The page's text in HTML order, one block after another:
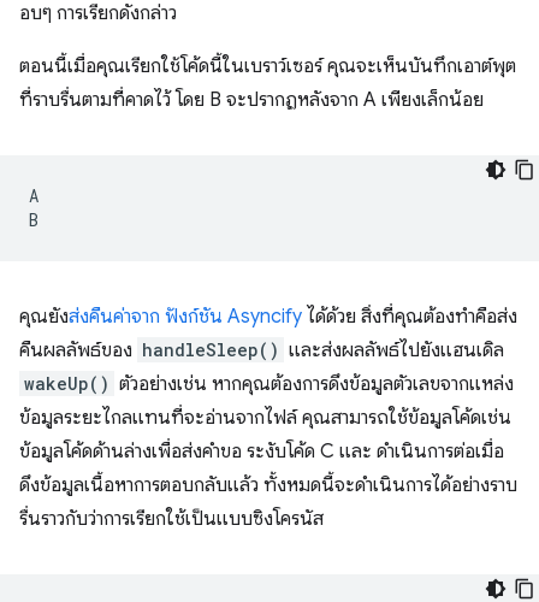
อบๆ การเรียกดังกล่าว
ตอนนี้เมื่อคุณเรียกใช้โค้ดนี้ในเบราว์เซอร์ คุณจะเห็นบันทึกเอาต์พุต
ที่ราบรื่นตามที่คาดไว้ โดย B จะปรากฏหลังจาก A เพียงเล็กน้อย
A
คุณยังส่งคืนค่าจาก ฟังก์ชัน Asyncify ได้ด้วย สิ่งที่คุณต้องทำคือส่ง
คืนผลลัพธ์ของ handleSleep() และส่งผลลัพธ์ไปยังแฮนเดิล
wakeUp() ตัวอย่างเช่น หากคุณต้องการดึงข้อมูลตัวเลขจากแหล่ง
ข้อมูลระยะไกลแทนที่จะอ่านจากไฟล์ คุณสามารถใช้ข้อมูลโค้ดเช่น
ข้อมูลโค้ดด้านล่างเพื่อส่งคำขอ ระงับโค้ด C และ ดำเนินการต่อเมื่อ
ดึงข้อมูลเนื้อหาการตอบกลับแล้ว ทั้งหมดนี้จะดำเนินการได้อย่างราบ
รื่นราวกับว่าการเรียกใช้เป็นแบบซิงโครนัส